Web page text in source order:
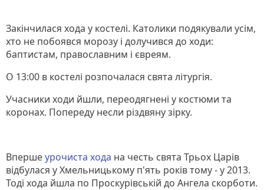
Закінчилася хода у костелі. Католики подякували усім,
хто не побоявся морозу і долучився до ходи:
баптистам, православним і євреям.
О 13:00 в костелі розпочалася свята літургія.
Учасники ходи йшли, переодягнені у костюми та
коронах. Попереду несли різдвяну зірку.
Впершеурочиста хода на честь свята Трьох Царів
відбулася у Хмельницькому п'ять років тому - у 2013.
Тоді хода йшла по Проскурівській до Ангела скорботи.